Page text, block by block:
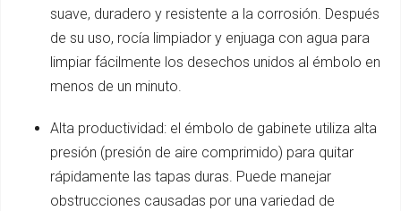
suave, duradero y resistente a la corrosión. Después
de su uso, rocía limpiador y enjuaga con agua para
limpiar fácilmente los desechos unidos al émbolo en
menos de un minuto.
Alta productividad: el émbolo de gabinete utiliza alta
presión (presión de aire comprimido) para quitar
rápidamente las tapas duras. Puede manejar
obstrucciones causadas por una variedad de